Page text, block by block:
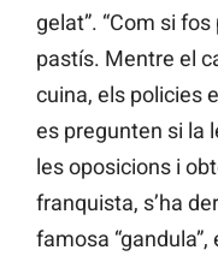
gelat”. “Com si
pastís. Mentre el
cuina, els policies
es pregunten si la
les oposicions i
franquista, s’ha
famosa